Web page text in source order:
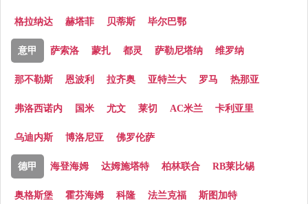
格拉纳达 赫塔菲 贝蒂斯 毕尔巴鄂
意甲 萨索洛 蒙扎 都灵 萨勒尼塔纳 维罗纳
那不勒斯 恩波利 拉齐奥 亚特兰大 罗马 热那亚
弗洛西诺内 国米 尤文 莱切 AC米兰 卡利亚里
乌迪内斯 博洛尼亚 佛罗伦萨
德甲 海登海姆 达姆施塔特 柏林联合 RB莱比锡
奥格斯堡 霍芬海姆 科隆 法兰克福 斯图加特